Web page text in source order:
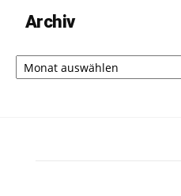
Archiv
Archiv